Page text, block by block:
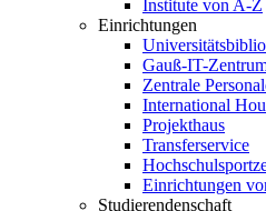
Institute von A-Z
Einrichtungen
Gauß-IT-
Zentrale
International
Projekthaus
Transferservice
Einrichtungen
Studierendenschaft